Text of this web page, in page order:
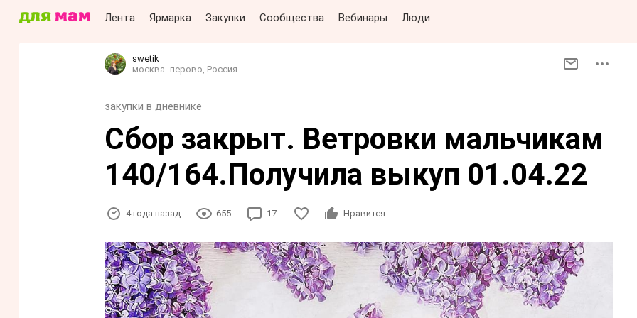
Лента Ярмарка Закупки Сообщества Вебинары Люди
swetik
москва -перово, Россия
закупки в дневнике
Сбор закрыт. Ветровки мальчикам
140/164.Получила выкуп 01.04.22
4 года назад 655 17 Нравится